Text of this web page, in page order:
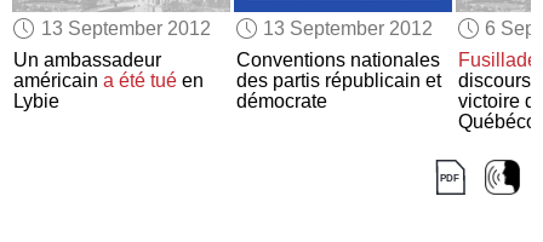
13 September 2012
Un ambassadeur
américaina été tué en
Lybie
13 September 2012
Conventions nationales
des partis républicain et
démocrate
6
Fusillade
discours
victoire